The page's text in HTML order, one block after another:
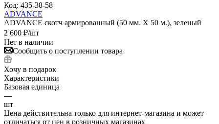
Код: 435-38-58
ADVANCE
ADVANCE скотч армированный (50 мм. Х 50 м.), зеленый
2 600 ₽/шт
Нет в наличии
Сообщить о поступлении товара
Хочу в подарок
Характеристики
Базовая единица
—
шт
Цена действительна только для интернет-магазина и может
отличаться от цен в розничных магазинах